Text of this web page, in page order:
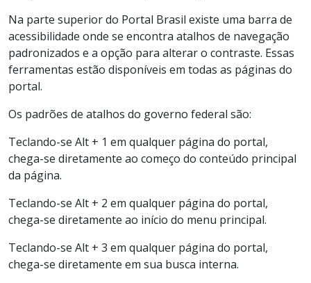
Na parte superior do Portal Brasil existe uma barra de
acessibilidade onde se encontra atalhos de navegação
padronizados e a opção para alterar o contraste. Essas
ferramentas estão disponíveis em todas as páginas do
portal.
Os padrões de atalhos do governo federal são:
Teclando-se Alt + 1 em qualquer página do portal,
chega-se diretamente ao começo do conteúdo principal
da página.
Teclando-se Alt + 2 em qualquer página do portal,
chega-se diretamente ao início do menu principal.
Teclando-se Alt + 3 em qualquer página do portal,
chega-se diretamente em sua busca interna.